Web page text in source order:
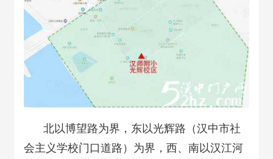
北以博望路为界，东以光辉路（汉中市社
会主义学校门口道路）为界，西、南以汉江河